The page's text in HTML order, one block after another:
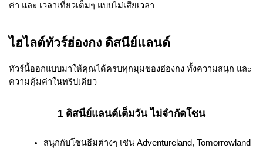
ค่า และ เวลาเที่ยวเต็มๆ แบบไม่เสียเวลา
ไฮไลต์ทัวร์ฮ่องกง ดิสนีย์แลนด์
ทัวร์นี้ออกแบบมาให้คุณได้ครบทุกมุมของฮ่องกง ทั้งความสนุก และ
ความคุ้มค่าในทริปเดียว
1 ดิสนีย์แลนด์เต็มวัน ไม่จำกัดโซน
สนุกกับโซนธีมต่างๆ เช่น Adventureland, Tomorrowland